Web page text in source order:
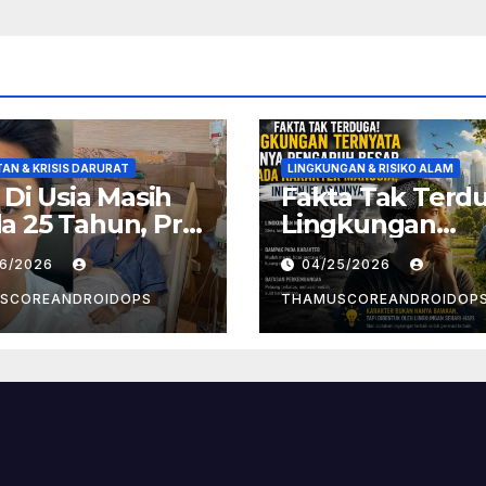
& KRISIS DARURAT
Usia Masih
25 Tahun, Pria
Divonis
Limfoma, Ini
2026
LINGKUNGAN & RISIKO ALAM
Fakta Tak
Lingkungan
Ternyata Punya
Pengaruh
Pada Karakter
Manusia, Ini
04/25/2026